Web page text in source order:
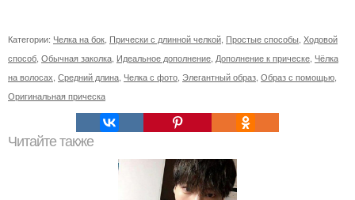
Категории: Челка на бок Прически с длинной челкой Простые способы Ходовой
способ Обычная заколка Идеальное дополнение Дополнение к прическе Чёлка
на волосах Средний длина Челка с фото Элегантный образ Образ с помощью
Оригинальная прическа
Читайте также